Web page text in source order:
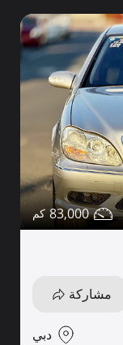
83,000
مشاركة
دبي